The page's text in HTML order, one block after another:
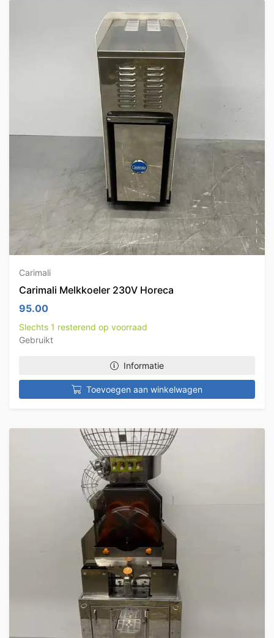
Carimali
Carimali Melkkoeler 230V Horeca
95.00
Slechts 1 resterend op voorraad
Gebruikt
Informatie
Toevoegen aan winkelwagen